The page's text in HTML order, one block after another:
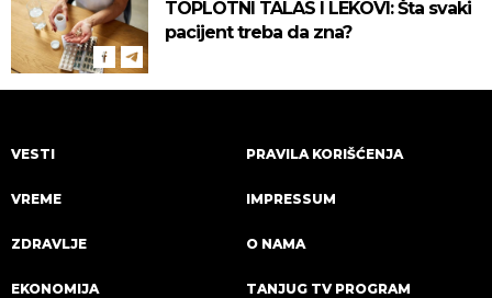
TOPLOTNI TALAS I LEKOVI: Šta svaki
pacijent treba da zna?
VESTI
VREME
ZDRAVLJE
EKONOMIJA
PRAVILA KORIŠĆENJA
IMPRESSUM
O NAMA
TANJUG TV PROGRAM